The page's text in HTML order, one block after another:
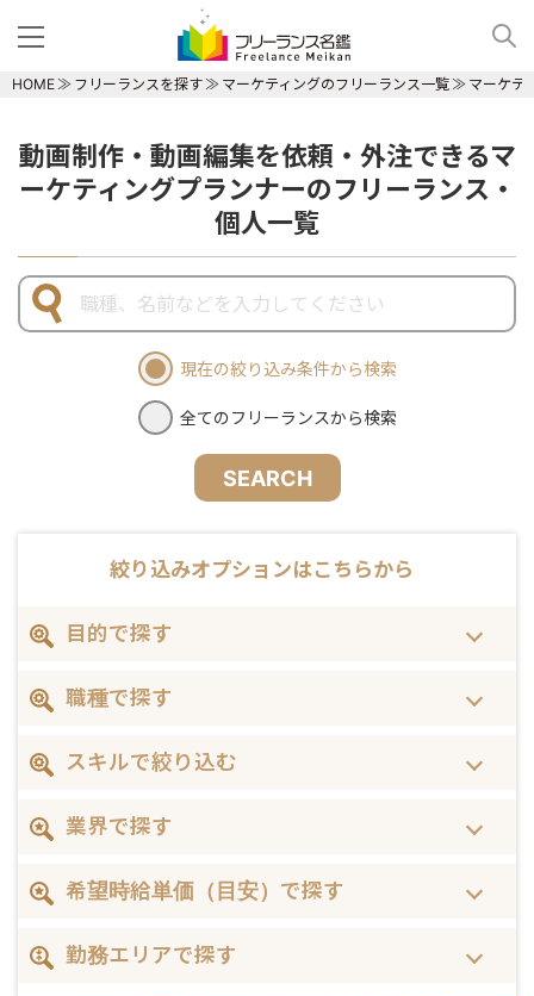
HOME フリーランスを探す マーケティングのフリーランス一覧 マーケテ
動画制作・動画編集を依頼・外注できるマ
ーケティングプランナーのフリーランス・
個人一覧
現在の絞り込み条件から検索
全てのフリーランスから検索
SEARCH
絞り込みオプションはこちらから
目的で探す
職種で探す
スキルで絞り込む
業界で探す
希望時給単価（目安）で探す
勤務エリアで探す